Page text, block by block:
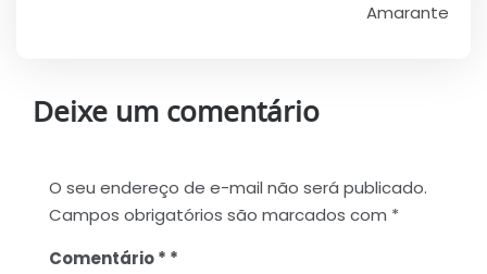
Amarante
Deixe um comentário
O seu endereço de e-mail não será publicado.
Campos obrigatórios são marcados com *
Comentário*